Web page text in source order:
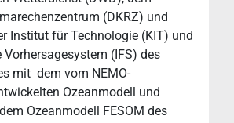
(DKRZ) und
Institut für Technologie (KIT) und
Vorhersagesystem (IFS) des
mit dem vom NEMO-
Ozeanmodell und
Ozeanmodell FESOM des